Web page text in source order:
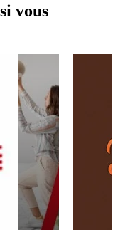
vous